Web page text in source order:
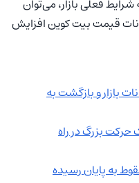
قیمت بیت کوین افزایش
بازار و بازگشت به
بزرگ در راه
به پایان رسیده